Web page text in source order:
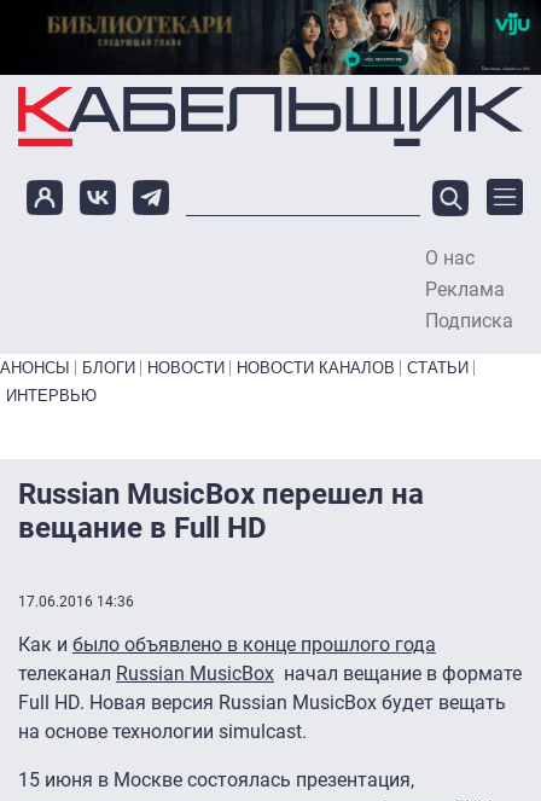
Перейти к основному содержанию
О нас
Реклама
Подписка
Primary links bottom
АНОНСЫ БЛОГИ НОВОСТИ НОВОСТИ КАНАЛОВ
СТАТЬИ
ИНТЕРВЬЮ
Russian MusicBox перешел на
вещание в Full HD
17.06.2016 14:36
Как и было объявлено в конце прошлого года
телеканал Russian MusicBox начал вещание в формате
Full HD. Новая версия Russian MusicBox будет вещать
на основе технологии simulcast.
15 июня в Москве состоялась презентация,